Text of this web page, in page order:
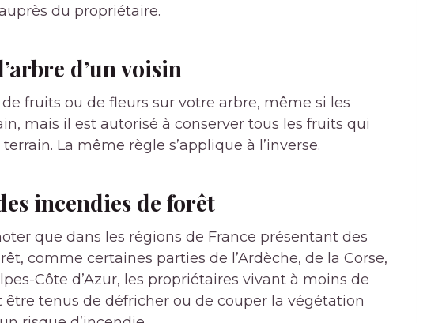
du propriétaire.
d’un voisin
fruits ou de fleurs sur votre arbre, même si les
mais il est autorisé à conserver tous les fruits qui
La même règle s’applique à l’inverse.
incendies de forêt
que dans les régions de France présentant des
comme certaines parties de l’Ardèche, de la Corse,
Côte d’Azur, les propriétaires vivant à moins de
tenus de défricher ou de couper la végétation